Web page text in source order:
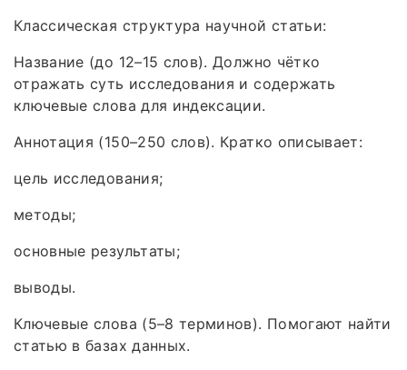
Классическая структура научной статьи:
Название (до 12–15 слов). Должно чётко
отражать суть исследования и содержать
ключевые слова для индексации.
Аннотация (150–250 слов). Кратко описывает:
цель исследования;
методы;
основные результаты;
выводы.
Ключевые слова (5–8 терминов). Помогают найти
статью в базах данных.